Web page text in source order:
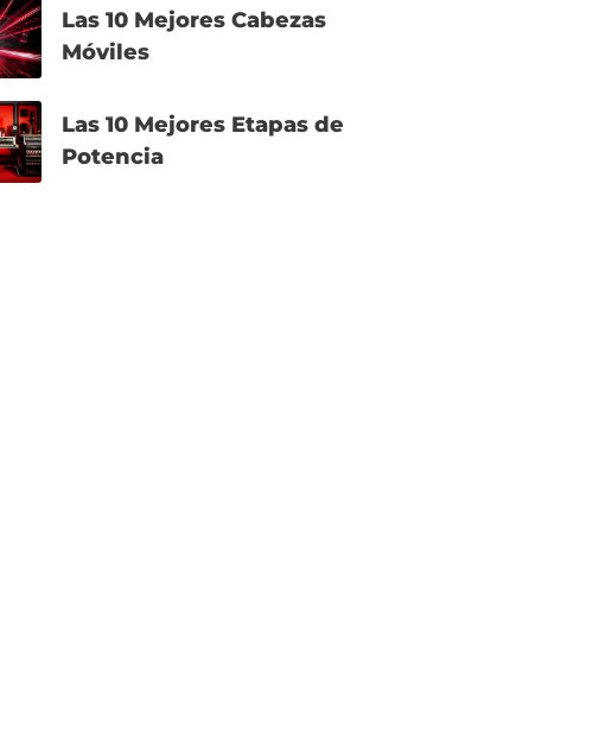
Las 10 Mejores Cabezas
Móviles
Las 10 Mejores Etapas de
Potencia